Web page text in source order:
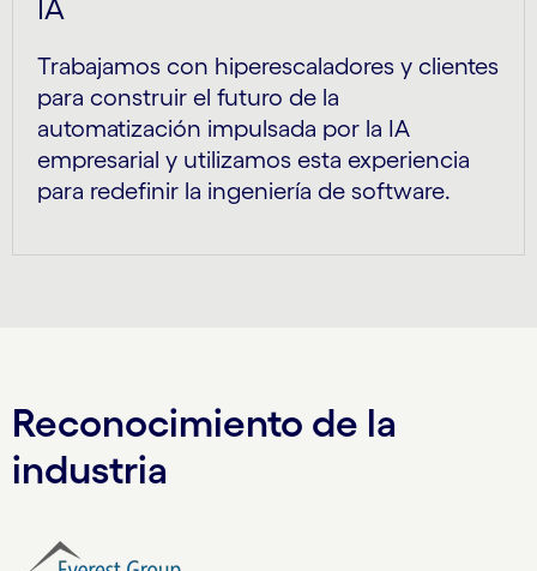
IA
Trabajamos con hiperescaladores y clientes
para construir el futuro de la
automatización impulsada por la IA
empresarial y utilizamos esta experiencia
para redefinir la ingeniería de software.
Reconocimiento de la
industria
Carousel starts